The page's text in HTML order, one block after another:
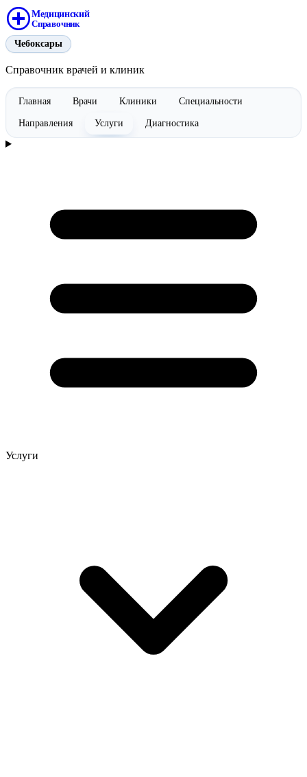
Медицинский
Справочник
Чебоксары
Справочник врачей и клиник
Главная Врачи Клиники Специальности
Направления Услуги Диагностика
Услуги